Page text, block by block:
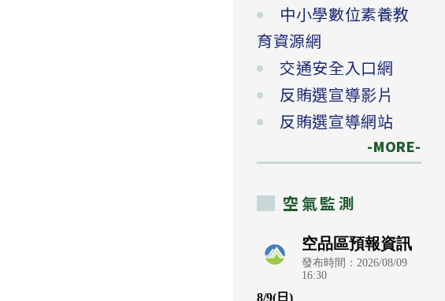
中小學數位素養教
育資源網
交通安全入口網
反賄選宣導影片
反賄選宣導網站
-MORE-
空氣監測